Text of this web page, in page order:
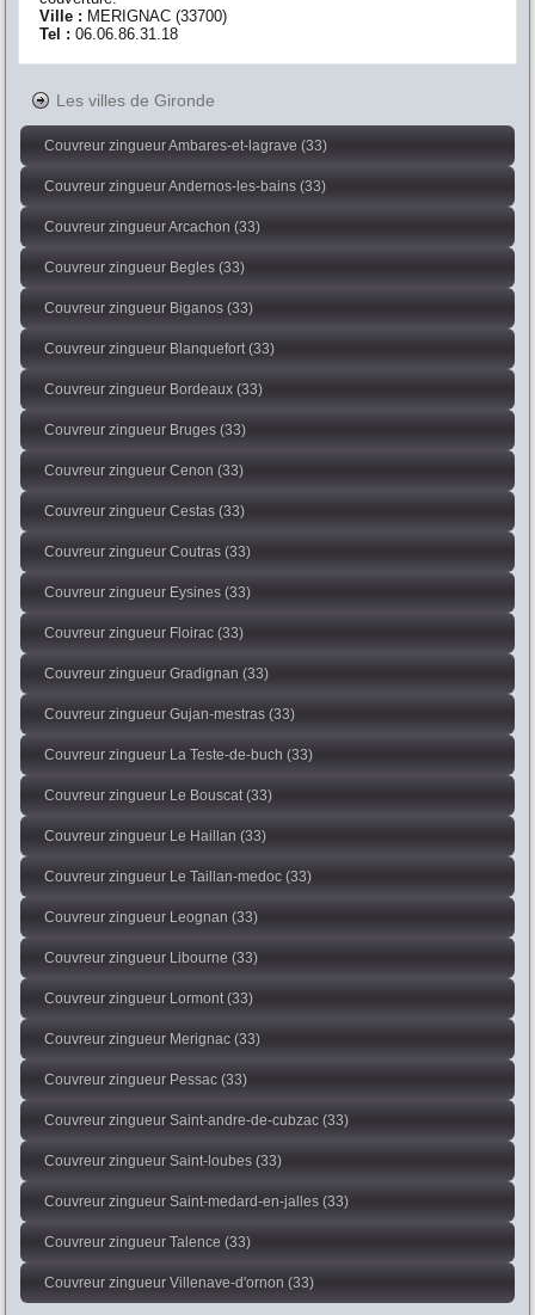
Ville : MERIGNAC (33700)
Tel :06.06.86.31.18
Les villes de Gironde
Couvreur zingueur Ambares-et-lagrave (33)
Couvreur zingueur Andernos-les-bains (33)
Couvreur zingueur Arcachon (33)
Couvreur zingueur Begles (33)
Couvreur zingueur Biganos (33)
Couvreur zingueur Blanquefort (33)
Couvreur zingueur Bordeaux (33)
Couvreur zingueur Bruges (33)
Couvreur zingueur Cenon (33)
Couvreur zingueur Cestas (33)
Couvreur zingueur Coutras (33)
Couvreur zingueur Eysines (33)
Couvreur zingueur Floirac (33)
Couvreur zingueur Gradignan (33)
Couvreur zingueur Gujan-mestras (33)
Couvreur zingueur La Teste-de-buch (33)
Couvreur zingueur Le Bouscat (33)
Couvreur zingueur Le Haillan (33)
Couvreur zingueur Le Taillan-medoc (33)
Couvreur zingueur Leognan (33)
Couvreur zingueur Libourne (33)
Couvreur zingueur Lormont (33)
Couvreur zingueur Merignac (33)
Couvreur zingueur Pessac (33)
Couvreur zingueur Saint-andre-de-cubzac (33)
Couvreur zingueur Saint-loubes (33)
Couvreur zingueur Saint-medard-en-jalles (33)
Couvreur zingueur Talence (33)
Couvreur zingueur Villenave-d'ornon (33)